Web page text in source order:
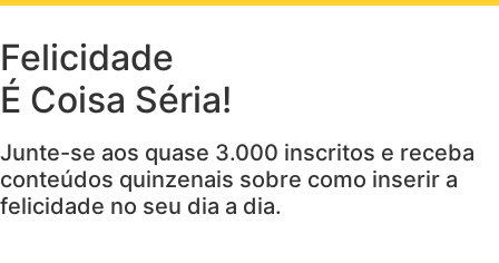
Felicidade
É Coisa Séria!
Junte-se aos quase 3.000 inscritos e receba
conteúdos quinzenais sobre como inserir a
felicidade no seu dia a dia.